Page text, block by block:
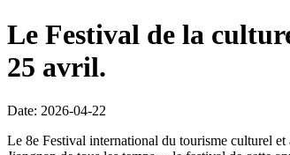
Le Festival de la
25 avril.
Date: 2026-04-22
Le 8e Festival international du tourisme culturel